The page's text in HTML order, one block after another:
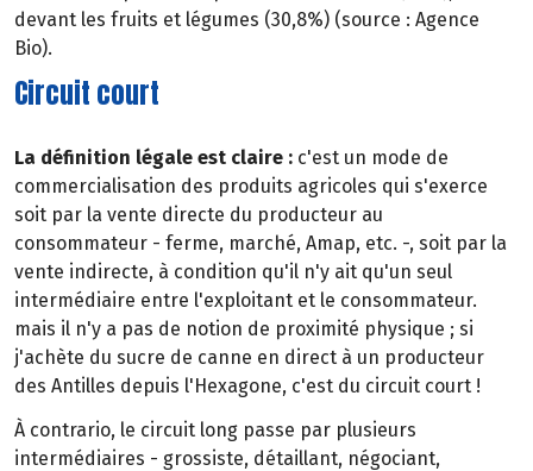
devant les fruits et légumes (30,8%) (source : Agence
Bio).
Circuit court
La définition légale est claire : c'est un mode de
commercialisation des produits agricoles qui s'exerce
soit par la vente directe du producteur au
consommateur - ferme, marché, Amap, etc. -, soit par la
vente indirecte, à condition qu'il n'y ait qu'un seul
intermédiaire entre l'exploitant et le consommateur.
mais il n'y a pas de notion de proximité physique ; si
j'achète du sucre de canne en direct à un producteur
des Antilles depuis l'Hexagone, c'est du circuit court !
À contrario, le circuit long passe par plusieurs
intermédiaires - grossiste, détaillant, négociant,